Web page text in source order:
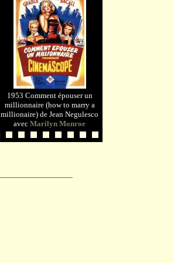
1953 Comment épouser un
millionnaire (how to marry a
millionaire) de Jean Negulesco
avec Marilyn Monroe